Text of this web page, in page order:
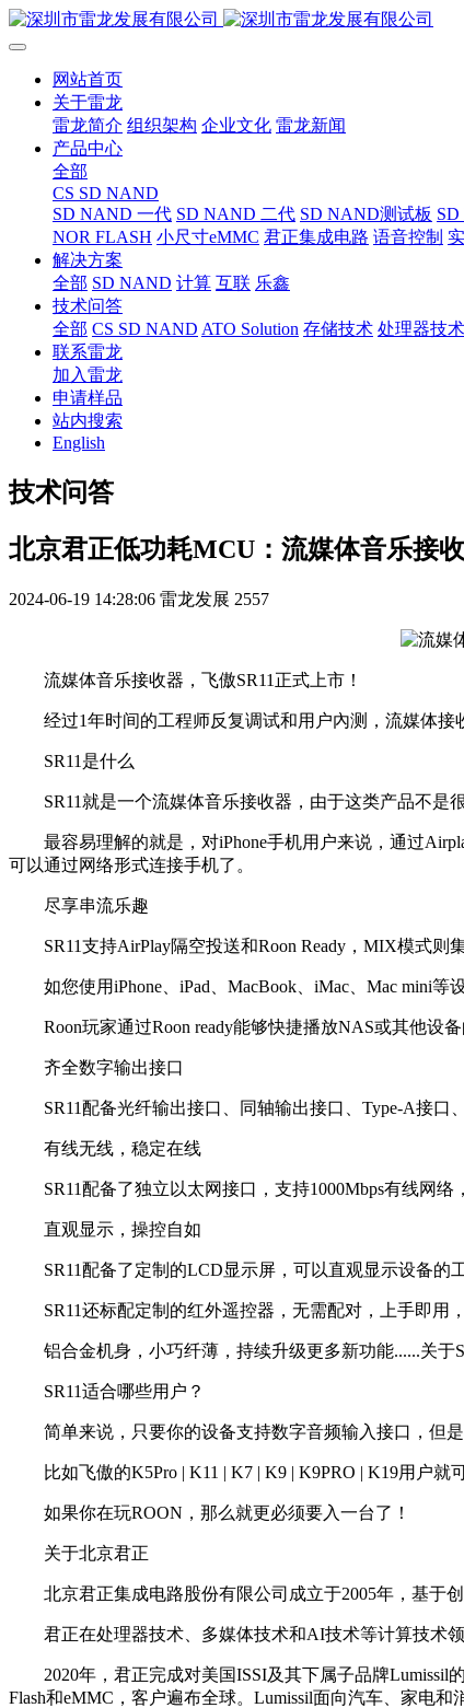
网站首页
关于雷龙
雷龙简介 组织架构 企业文化 雷龙新闻
产品中心
全部
CS SD NAND
SD NAND 一代 SD NAND 二代 SD NAND测试板
NOR FLASH 小尺寸eMMC 君正集成电路 语音控制
解决方案
全部 SD NAND 计算 互联 乐鑫
技术问答
全部 CS SD NAND ATO Solution 存储技术 处理器技术
联系雷龙
加入雷龙
申请样品
站内搜索
English
技术问答
北京君正低功耗MCU：流媒体音乐接
2024-06-19 14:28:06 雷龙发展 2557
流媒体音乐接收器，飞傲SR11正式上市！
经过1年时间的工程师反复调试和用户內测，流媒体接收
SR11是什么
SR11就是一个流媒体音乐接收器，由于这类产品不是
最容易理解的就是，对iPhone手机用户来说，通过
可以通过网络形式连接手机了。
尽享串流乐趣
SR11支持AirPlay隔空投送和Roon Ready，MIX模式则集
如您使用iPhone、iPad、MacBook、iMac、Mac mini等
Roon玩家通过Roon ready能够快捷播放NAS或其他设备
齐全数字输出接口
SR11配备光纤输出接口、同轴输出接口、Type-A接口
有线无线，稳定在线
SR11配备了独立以太网接口，支持1000Mbps有线网络
直观显示，操控自如
SR11配备了定制的LCD显示屏，可以直观显示设备的
SR11还标配定制的红外遥控器，无需配对，上手即用
铝合金机身，小巧纤薄，持续升级更多新功能......关于
SR11适合哪些用户？
简单来说，只要你的设备支持数字音频输入接口，但是
比如飞傲的K5Pro | K11 | K7 | K9 | K9PRO | K19用户就
如果你在玩ROON，那么就更必须要入一台了！
关于北京君正
北京君正集成电路股份有限公司成立于2005年，基于创
君正在处理器技术、多媒体技术和AI技术等计算技术领
2020年，君正完成对美国ISSI及其下属子品牌Lumissil
Flash和eMMC，客户遍布全球。Lumissil面向汽车、家电